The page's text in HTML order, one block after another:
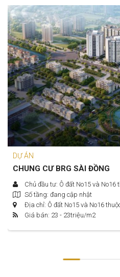
DỰ ÁN
CHUNG CƯ BRG SÀI ĐỒNG
Chủ đầu tư: Ô đất No15 và
q. Long Biên, Hà Nội.
Số tầng: đang cập nhật
Địa chỉ: Ô đất No15 và No16
Long Biên, Hà Nội.
Giá bán: 23 - 23triệu/m2